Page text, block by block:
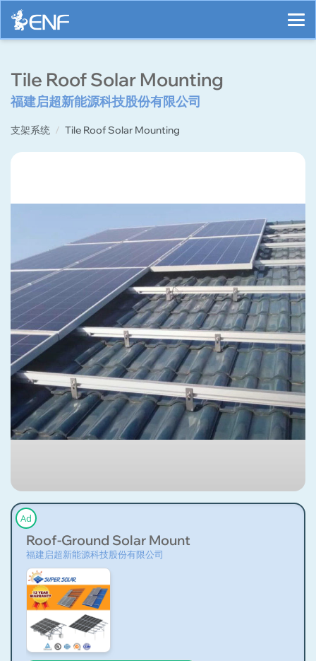
Tile Roof Solar Mounting
福建启超新能源科技股份有限公司
支架系统 Tile Roof Solar Mounting
Ad
Roof-Ground Solar Mount
福建启超新能源科技股份有限公司